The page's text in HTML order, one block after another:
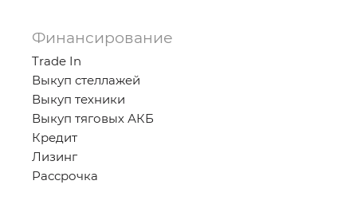
Финансирование
Trade In
Выкуп стеллажей
Выкуп техники
Выкуп тяговых АКБ
Кредит
Лизинг
Рассрочка